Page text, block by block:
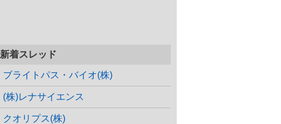
新着スレッド
ブライトパス・バイオ(株)
(株)レナサイエンス
クオリプス(株)